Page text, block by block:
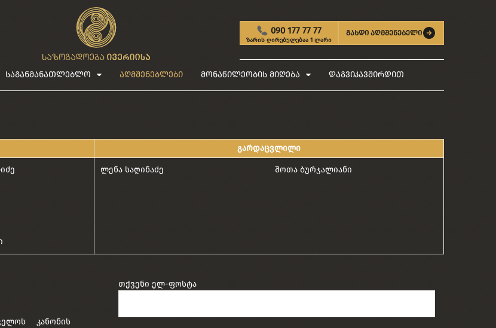
090 177 77 77
ზარის ღირებულებაა 1 ლარი
გახდი აღმშენებელი
საგანმანათლებლო აღმშენებლები მონაწილეობის მიღება დაგვიკავშირდით
გარდაცვლილი
ლენა საღინაძე შოთა ბურჯალიანი
კანონის
თქვენი ელ-ფოსტა